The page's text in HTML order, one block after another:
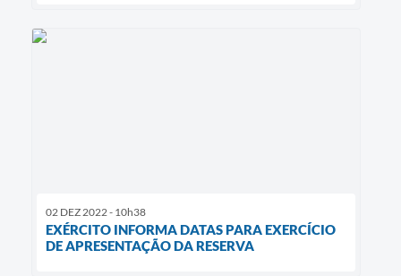
02 DEZ 2022 - 10h38
EXÉRCITO INFORMA DATAS PARA EXERCÍCIO
DE APRESENTAÇÃO DA RESERVA